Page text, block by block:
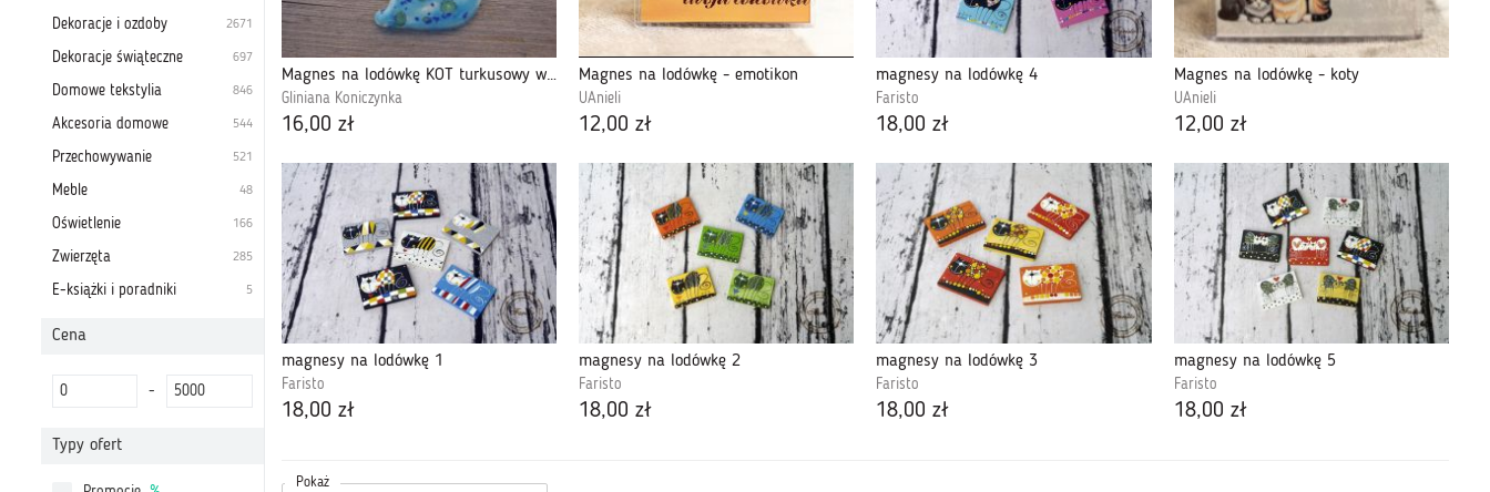
Magnes na lodówkę KOT turkusowy w kropki
Gliniana Koniczynka
16,00 zł
Magnes na lodówkę - emotikon
UAnieli
12,00 zł
magnesy na lodówkę 4
Faristo
18,00 zł
Magnes na lodówkę - koty
UAnieli
12,00 zł
magnesy na lodówkę 1
Faristo
18,00 zł
magnesy na lodówkę 2
Faristo
18,00 zł
magnesy na lodówkę 3
Faristo
18,00 zł
magnesy na lodówkę 5
Faristo
18,00 zł
Pokaż
Dekoracje i ozdoby 2671
Dekoracje świąteczne 697
Domowe tekstylia 846
Akcesoria domowe 544
Przechowywanie 521
Meble 48
Oświetlenie 166
Zwierzęta 285
E-książki i poradniki 5
Cena
-
Typy ofert